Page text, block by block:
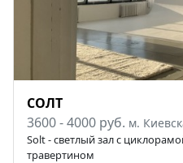
СОЛТ
3600 - 4000 руб. м.
Solt - светлый зал с
травертином